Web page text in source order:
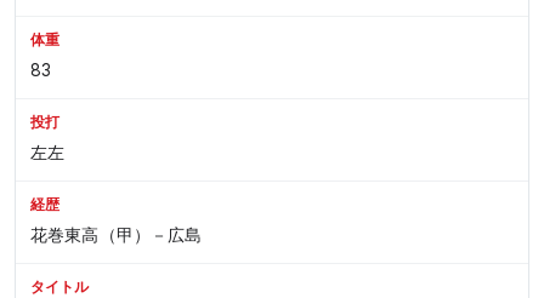
体重
83
投打
左左
経歴
花巻東高（甲）－広島
タイトル